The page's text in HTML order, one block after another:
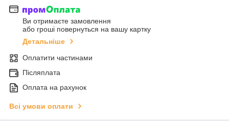
Ви отримаєте замовлення
або гроші повернуться на вашу картку
Детальніше
Оплатити частинами
Післяплата
Оплата на рахунок
Всі умови оплати